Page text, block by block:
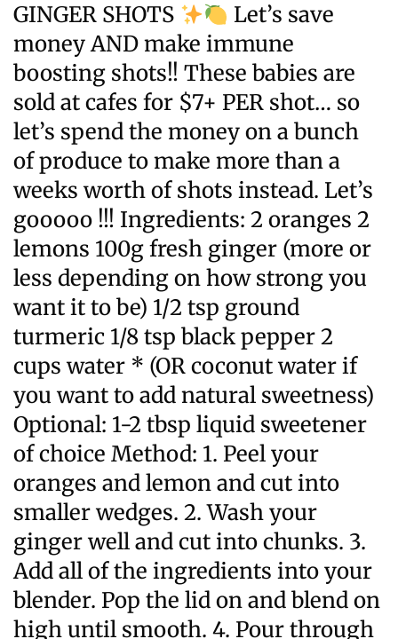
GINGER SHOTS
Let’s save
money AND make immune
boosting shots!! These babies are
sold at cafes for $7+ PER shot… so
let’s spend the money on a bunch
of produce to make more than a
weeks worth of shots instead. Let’s
gooooo !!! Ingredients: 2 oranges 2
lemons 100g fresh ginger (more or
less depending on how strong you
want it to be) 1/2 tsp ground
turmeric 1/8 tsp black pepper 2
cups water * (OR coconut water if
you want to add natural sweetness)
Optional: 1-2 tbsp liquid sweetener
of choice Method: 1. Peel your
oranges and lemon and cut into
smaller wedges. 2. Wash your
ginger well and cut into chunks. 3.
Add all of the ingredients into your
blender. Pop the lid on and blend on
high until smooth. 4. Pour through